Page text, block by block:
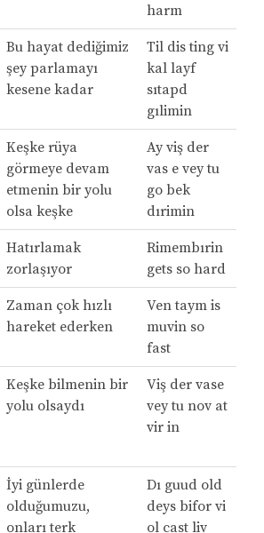
harm
Bu hayat dediğimiz
şey parlamayı
kesene kadar
Til dis ting vi
kal layf
sıtapd
gılimin
Keşke rüya
görmeye devam
etmenin bir yolu
olsa keşke
Ay viş der
vas e vey tu
go bek
dırimin
Hatırlamak
zorlaşıyor
Rimembırin
gets so hard
Zaman çok hızlı
hareket ederken
Ven taym is
muvin so
fast
Keşke bilmenin bir
yolu olsaydı
Viş der vase
vey tu nov at
vir in
İyi günlerde
olduğumuzu,
onları terk
Dı guud old
deys bifor vi
ol cast liv